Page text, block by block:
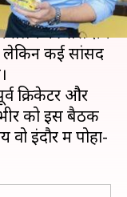
ले पा रहे हैं।
की संसदीय
लेकिन कई सांसद
क्रिकेटर और
को इस बैठक
इंदौर में पोहा-